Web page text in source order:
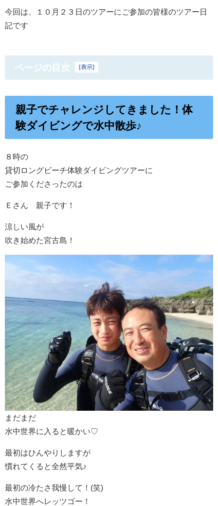
今回は、１０月２３日のツアーにご参加の皆様のツアー日
記です
ページの目次 [表示]
親子でチャレンジしてきました！体
験ダイビングで水中散歩♪
８時の
貸切ロングビーチ体験ダイビングツアーに
ご参加くださったのは
Ｅさん 親子です！
涼しい風が
吹き始めた宮古島！
まだまだ
水中世界に入ると暖かい♡
最初はひんやりしますが
慣れてくると全然平気♪
最初の冷たさ我慢して！(笑)
水中世界へレッツゴー！